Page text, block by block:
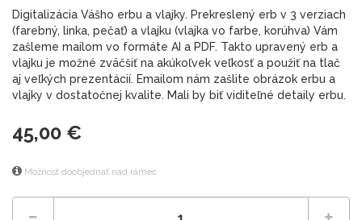
Digitalizácia Vášho erbu a vlajky. Prekreslený erb v 3 verziach
(farebný, linka, pečať) a vlajku (vlajka vo farbe, korúhva) Vám
zašleme mailom vo formáte AI a PDF. Takto upravený erb a
vlajku je možné zväčšiť na akúkoľvek veľkosť a použiť na tlač
aj veľkých prezentácií. Emailom nám zašlite obrázok erbu a
vlajky v dostatočnej kvalite. Mali by biť viditeľné detaily erbu.
45,00 €
Možnosť doobjednať nad rámec